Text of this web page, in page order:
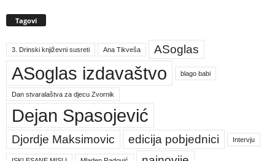
Tagovi
3. Drinski književni susreti Ana Tikveša ASoglas
ASoglas izdavaštvo blago babi
Dan stvaralaštva za djecu Zvornik
Dejan Spasojević
Djordje Maksimovic edicija pobjednici Intervju